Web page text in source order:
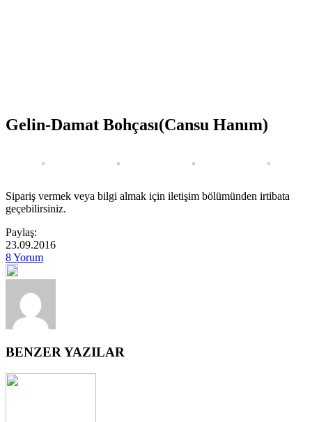
Gelin-Damat Bohçası(Cansu Hanım)
Sipariş vermek veya bilgi almak için iletişim bölümünden irtibata
geçebilirsiniz.
Paylaş:
23.09.2016
8 Yorum
BENZER YAZILAR